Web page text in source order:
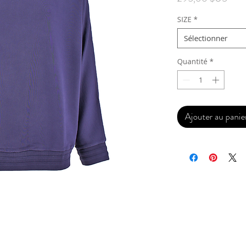
SIZE *
Sélectionner
Quantité *
Ajouter au